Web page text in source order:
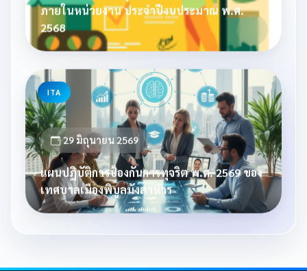
ภายในหน่วยงาน ประจำปีงบประมาณ พ.ศ.
2568
ITA
29 มิถุนายน 2569
แผนปฏิบัติการป้องกันการทุจริต พ.ศ. 2569 ของ
เทศบาลเมืองพิบูลมังสาหาร